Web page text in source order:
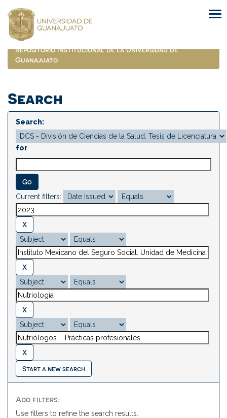
navigation
Repositorio Institucional de la Universidad de
Guanajuato
Search
Search:
for
Current filters:
Start a new search
Add filters:
Use filters to refine the search results.